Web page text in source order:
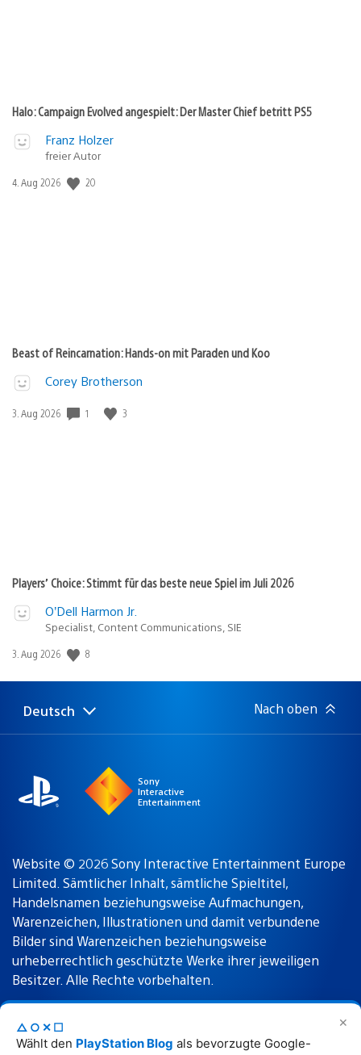
✕
△○✕☐
Wählt den PlayStation Blog als bevorzugte Google-
Halo: Campaign Evolved angespielt: Der Master Chief betritt PS5
Franz Holzer
freier Autor
Veröffentlichungsdatum:
4. Aug 2026 20
Beast of Reincarnation: Hands-on mit Paraden und Koo
Corey Brotherson
Veröffentlichungsdatum:
3. Aug 2026 1 3
Players’ Choice: Stimmt für das beste neue Spiel im Juli 2026
O’Dell Harmon Jr.
Specialist, Content Communications, SIE
Veröffentlichungsdatum:
3. Aug 2026 8
Select
Aktuelle
Deutsch Nach oben
Sony
Interactive
Entertainment
Website © 2026 Sony Interactive Entertainment Europe
Limited. Sämtlicher Inhalt, sämtliche Spieltitel,
Handelsnamen beziehungsweise Aufmachungen,
Warenzeichen, Illustrationen und damit verbundene
Bilder sind Warenzeichen beziehungsweise
urheberrechtlich geschützte Werke ihrer jeweiligen
Besitzer. Alle Rechte vorbehalten.
Nutzungsbedingungen Datenschutzrichtlinie